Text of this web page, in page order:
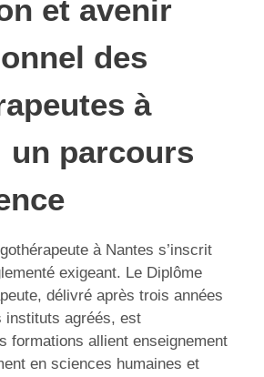
et avenir
des
à
un parcours
à Nantes s’inscrit
exigeant. Le Diplôme
délivré après trois années
instituts agréés, est
formations allient enseignement
en sciences humaines et